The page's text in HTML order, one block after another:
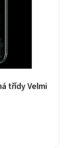
třídy Velmi